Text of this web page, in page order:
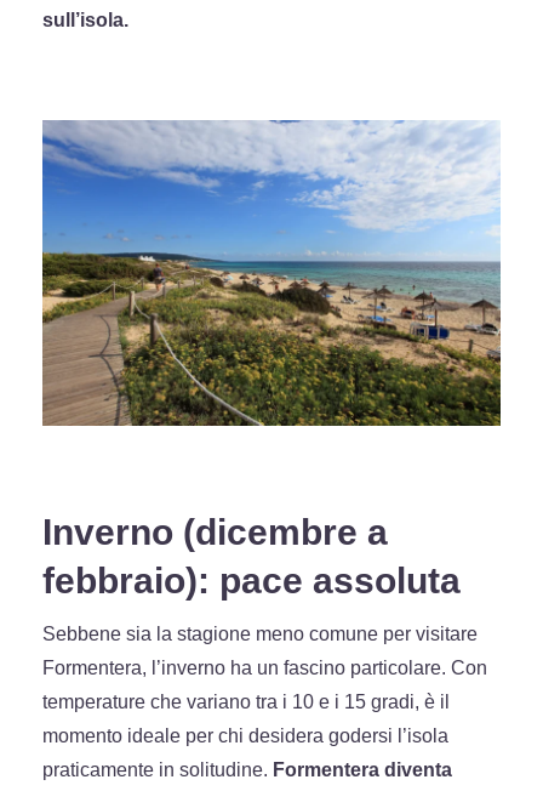
sull’isola.
Inverno (dicembre a
febbraio): pace assoluta
Sebbene sia la stagione meno comune per visitare
Formentera, l’inverno ha un fascino particolare. Con
temperature che variano tra i 10 e i 15 gradi, è il
momento ideale per chi desidera godersi l’isola
praticamente in solitudine. Formentera diventa